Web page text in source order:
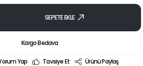
SEPETE EKLE
Kargo Bedava
Yap Tavsiye Et
Ürünü Paylaş